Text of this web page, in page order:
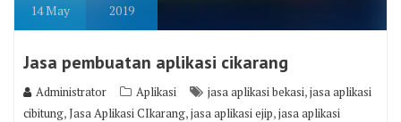
14May 2019
Jasa pembuatan aplikasi cikarang
Administrator Aplikasi jasa aplikasi bekasi,jasa aplikasi
cibitung,Jasa Aplikasi CIkarang,jasa aplikasi ejip,jasa aplikasi